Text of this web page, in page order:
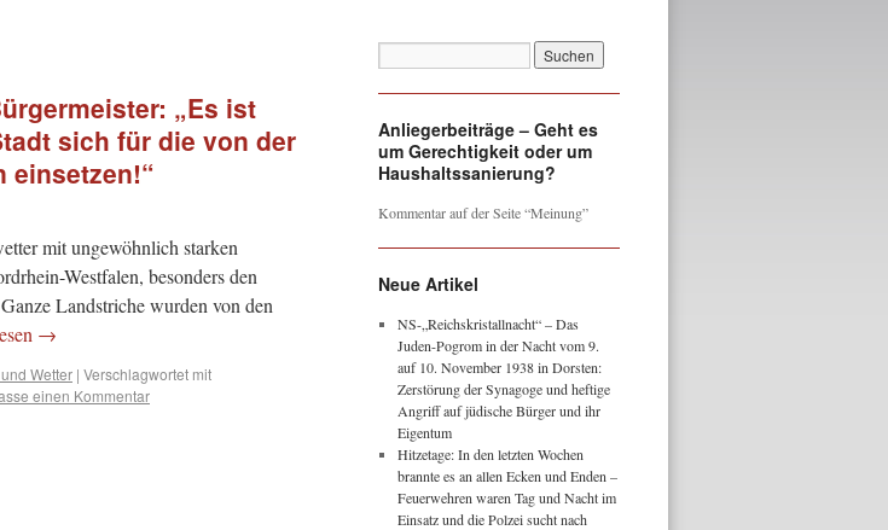
„Es ist
sich für die von der
einsetzen!“
mit ungewöhnlich starken
Westfalen, besonders den
Landstriche wurden von den
→
Wetter | Verschlagwortet mit
einen Kommentar
Anliegerbeiträge – Geht es
um Gerechtigkeit oder um
Haushaltssanierung?
Kommentar auf der Seite “Meinung”
Neue Artikel
NS-„Reichskristallnacht“ – Das
Juden-Pogrom in der Nacht vom 9.
auf 10. November 1938 in Dorsten:
Zerstörung der Synagoge und heftige
Angriff auf jüdische Bürger und ihr
Eigentum
Hitzetage: In den letzten Wochen
brannte es an allen Ecken und Enden –
Feuerwehren waren Tag und Nacht im
Einsatz und die Polzei sucht nach